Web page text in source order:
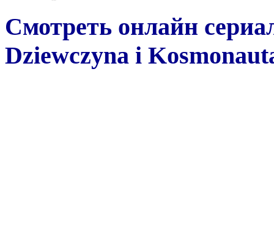
Смотреть онлайн
Dziewczyna i